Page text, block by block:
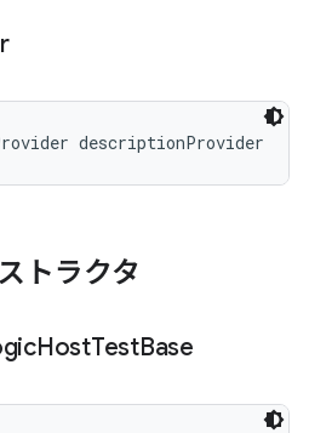
descriptionProvider
トラクタ
HostTestBase